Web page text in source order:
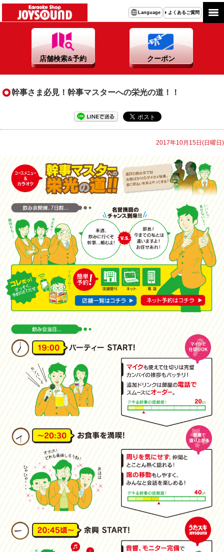
Language よくあるご質問
店舗検索&予約 クーポン
幹事さま必見！幹事マスターへの栄光の道！！
2017年10月15日(日曜日)